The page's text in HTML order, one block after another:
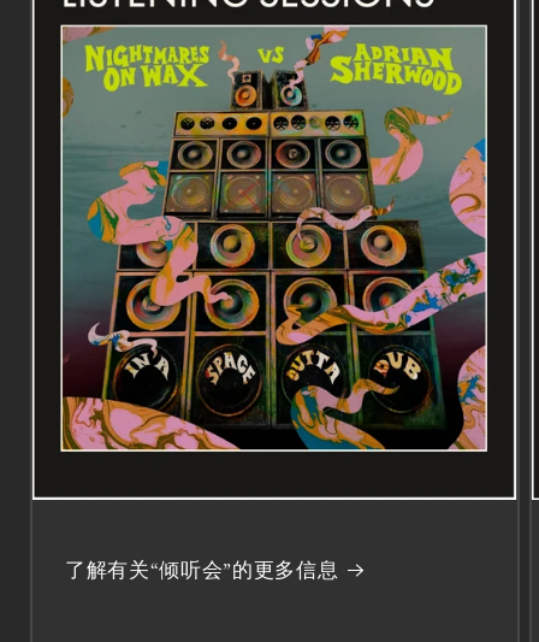
了解有关“倾听会”的更多信息